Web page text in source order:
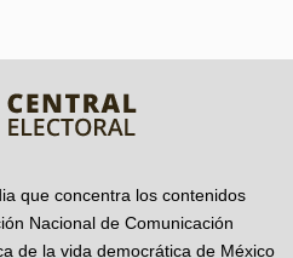
que concentra los contenidos
Nacional de Comunicación
de la vida democrática de México